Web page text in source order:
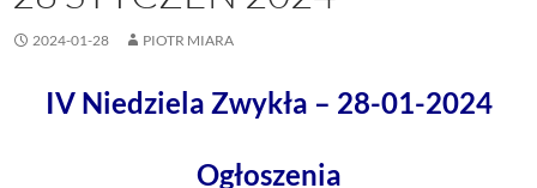
2024-01-28 PIOTR MIARA
IV Niedziela Zwykła – 28-01-2024
Ogłoszenia